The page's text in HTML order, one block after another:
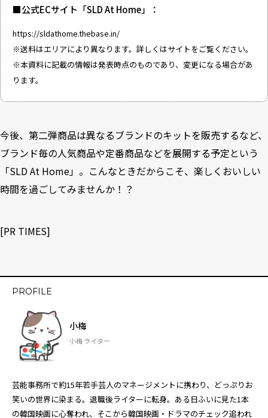
■公式ECサイト「SLD At Home」：
https://sldathome.thebase.in/
※送料はエリアにより異なります。詳しくはサイトをご覧ください。
※本資料に記載の情報は発表時点のものであり、変更になる場合があ
ります。
今後、第二弾商品は異なるブランドのキットを販売するなど、
ブランド毎の人気商品や定番商品などを展開する予定という
「SLD At Home」。こんなときだからこそ、楽しくおいしい
時間を過ごしてみませんか！？
[PR TIMES]
PROFILE
小梅
小梅 ライター
芸能事務所で約15年若手芸人のマネージメントに携わり、どっぷりお
笑いの世界に染まる。退職後ライターに転身。ある日ふいに見た1本
の韓国映画に心奪われ、そこから韓国映画・ドラマのチェック追われ